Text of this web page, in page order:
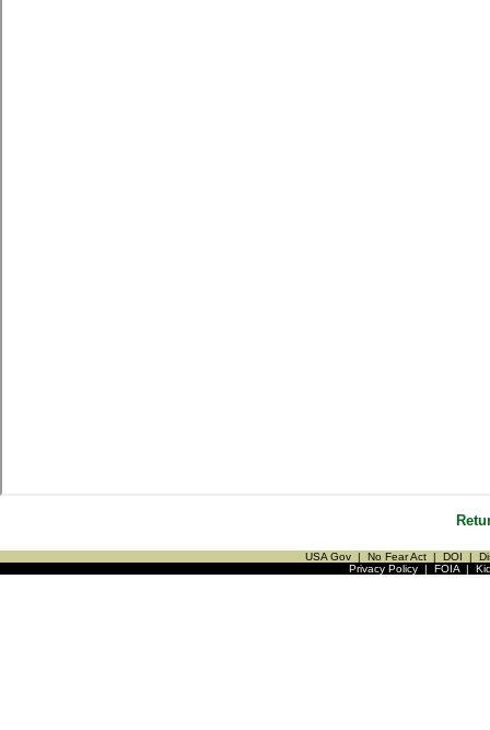
USA Gov | No Fear Act | DOI |
Privacy Policy| FOIA|